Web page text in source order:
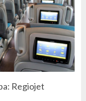
Regiojet